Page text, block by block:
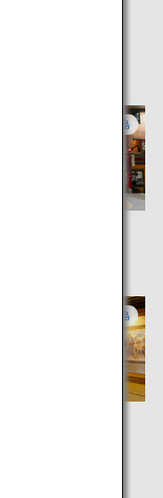
鹿児島
鹿児島